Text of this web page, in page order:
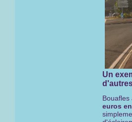
Un
Bouafles
euros